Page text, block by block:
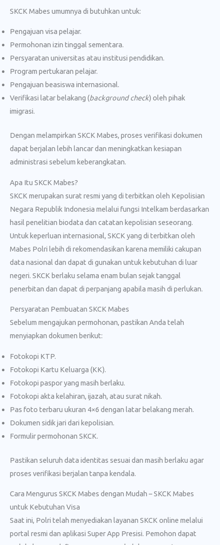
SKCK Mabes umumnya di butuhkan untuk:
Pengajuan visa pelajar.
Permohonan izin tinggal sementara.
Persyaratan universitas atau institusi pendidikan.
Program pertukaran pelajar.
Pengajuan beasiswa internasional.
Verifikasi latar belakang (background check) oleh pihak
imigrasi.
Dengan melampirkan SKCK Mabes, proses verifikasi dokumen
dapat berjalan lebih lancar dan meningkatkan kesiapan
administrasi sebelum keberangkatan.
Apa Itu SKCK Mabes?
SKCK merupakan surat resmi yang di terbitkan oleh Kepolisian
Negara Republik Indonesia melalui fungsi Intelkam berdasarkan
hasil penelitian biodata dan catatan kepolisian seseorang.
Untuk keperluan internasional, SKCK yang di terbitkan oleh
Mabes Polri lebih di rekomendasikan karena memiliki cakupan
data nasional dan dapat di gunakan untuk kebutuhan di luar
negeri. SKCK berlaku selama enam bulan sejak tanggal
penerbitan dan dapat di perpanjang apabila masih di perlukan.
Persyaratan Pembuatan SKCK Mabes
Sebelum mengajukan permohonan, pastikan Anda telah
menyiapkan dokumen berikut:
Fotokopi KTP.
Fotokopi Kartu Keluarga (KK).
Fotokopi paspor yang masih berlaku.
Fotokopi akta kelahiran, ijazah, atau surat nikah.
Pas foto terbaru ukuran 4×6 dengan latar belakang merah.
Dokumen sidik jari dari kepolisian.
Formulir permohonan SKCK.
Pastikan seluruh data identitas sesuai dan masih berlaku agar
proses verifikasi berjalan tanpa kendala.
Cara Mengurus SKCK Mabes dengan Mudah – SKCK Mabes
untuk Kebutuhan Visa
Saat ini, Polri telah menyediakan layanan SKCK online melalui
portal resmi dan aplikasi Super App Presisi. Pemohon dapat